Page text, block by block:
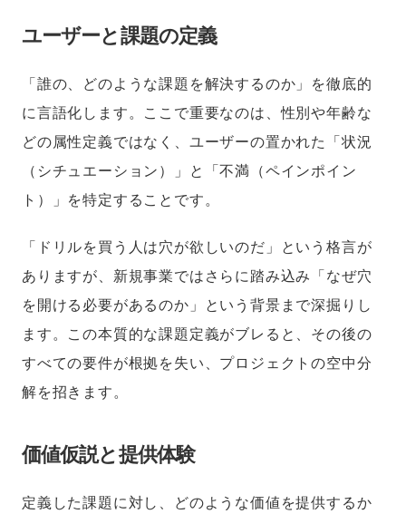
ユーザーと課題の定義
「誰の、どのような課題を解決するのか」を徹底的
に言語化します。ここで重要なのは、性別や年齢な
どの属性定義ではなく、ユーザーの置かれた「状況
（シチュエーション）」と「不満（ペインポイン
ト）」を特定することです。
「ドリルを買う人は穴が欲しいのだ」という格言が
ありますが、新規事業ではさらに踏み込み「なぜ穴
を開ける必要があるのか」という背景まで深掘りし
ます。この本質的な課題定義がブレると、その後の
すべての要件が根拠を失い、プロジェクトの空中分
解を招きます。
価値仮説と提供体験
定義した課題に対し、どのような価値を提供するか